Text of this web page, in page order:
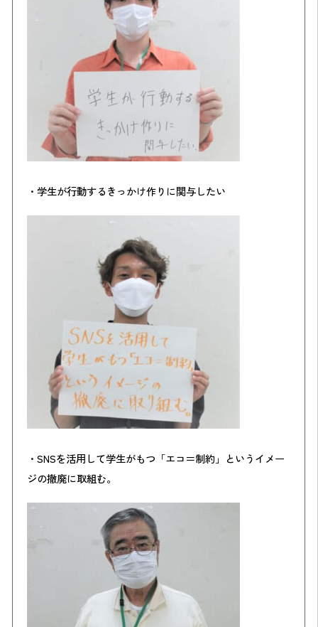
・学生が行動するきっかけ作りに関与したい
・ SNSを活用して学生がもつ「エコ＝制約」というイメー
ジの撤廃に取組む。